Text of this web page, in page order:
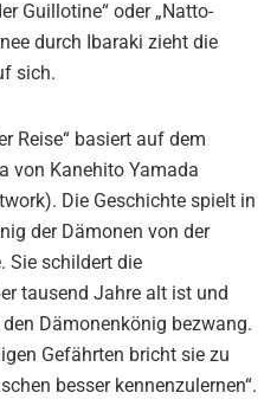
Guillotine“ oder „Natto-
durch Ibaraki zieht die
sich.
Reise“ basiert auf dem
von Kanehito Yamada
Die Geschichte spielt in
der Dämonen von der
Sie schildert die
tausend Jahre alt ist und
Dämonenkönig bezwang.
Gefährten bricht sie zu
besser kennenzulernen“.